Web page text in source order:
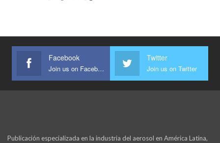
Facebook
Join us on Facebook
Twitter
Join us on Twitter
Publicación especializada en la industria del aerosol en América Latina,